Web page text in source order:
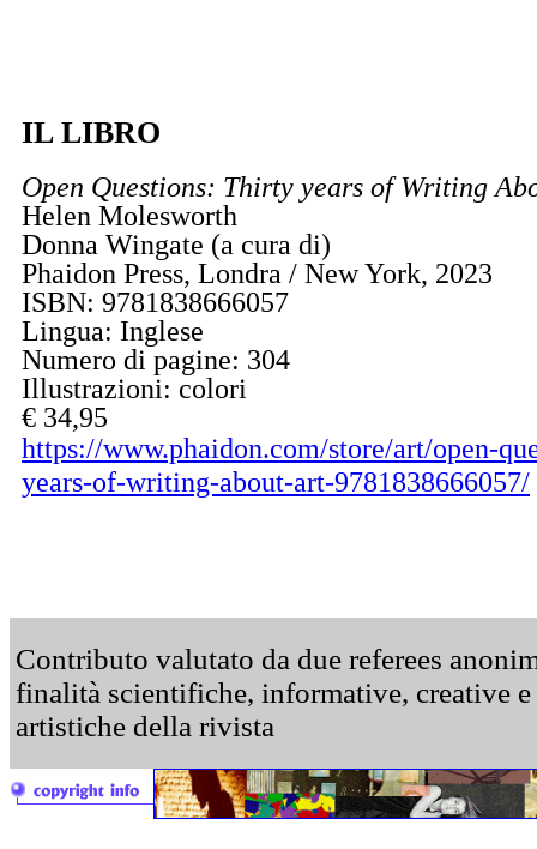
IL LIBRO
Open Questions: Thirty years of Writing
Helen Molesworth
Donna Wingate (a cura di)
Phaidon Press, Londra / New York, 2023
ISBN: 9781838666057
Lingua: Inglese
Numero di pagine: 304
Illustrazioni: colori
€ 34,95
https://www.phaidon.com/store/art/open-
years-of-writing-about-art-9781838666057/
Contributo valutato da due referees
finalità scientifiche, informative, creative
artistiche della rivista